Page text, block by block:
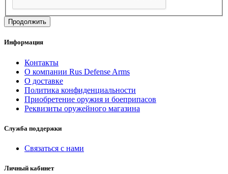
Продолжить
Информация
Контакты
О компании Rus Defense Arms
О доставке
Политика конфиденциальности
Приобретение оружия и боеприпасов
Реквизиты оружейного магазина
Служба поддержки
Связаться с нами
Личный кабинет